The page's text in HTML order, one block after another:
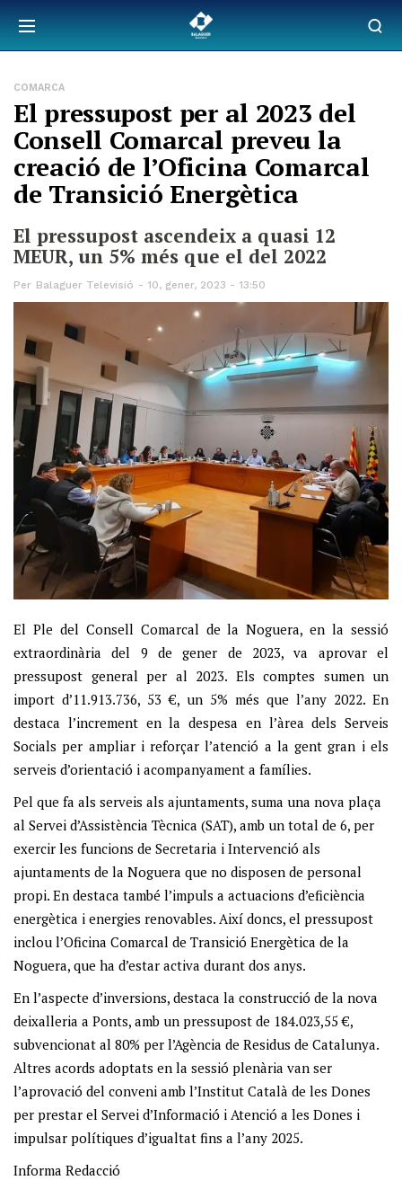
COMARCA
El pressupost per al 2023 del
Consell Comarcal preveu la
creació de l’Oficina Comarcal
de Transició Energètica
El pressupost ascendeix a quasi 12
MEUR, un 5% més que el del 2022
Per Balaguer Televisió 10, gener, 2023 - 13:50
El Ple del Consell Comarcal de la Noguera, en la sessió
extraordinària del 9 de gener de 2023, va aprovar el
pressupost general per al 2023. Els comptes sumen un
import d’11.913.736, 53 €, un 5% més que l’any 2022. En
destaca l’increment en la despesa en l’àrea dels Serveis
Socials per ampliar i reforçar l’atenció a la gent gran i els
serveis d’orientació i acompanyament a famílies.
Pel que fa als serveis als ajuntaments, suma una nova plaça
al Servei d’Assistència Tècnica (SAT), amb un total de 6, per
exercir les funcions de Secretaria i Intervenció als
ajuntaments de la Noguera que no disposen de personal
propi. En destaca també l’impuls a actuacions d’eficiència
energètica i energies renovables. Així doncs, el pressupost
inclou l’Oficina Comarcal de Transició Energètica de la
Noguera, que ha d’estar activa durant dos anys.
En l’aspecte d’inversions, destaca la construcció de la nova
deixalleria a Ponts, amb un pressupost de 184.023,55 €,
subvencionat al 80% per l’Agència de Residus de Catalunya.
Altres acords adoptats en la sessió plenària van ser
l’aprovació del conveni amb l’Institut Català de les Dones
per prestar el Servei d’Informació i Atenció a les Dones i
impulsar polítiques d’igualtat fins a l’any 2025.
Informa Redacció